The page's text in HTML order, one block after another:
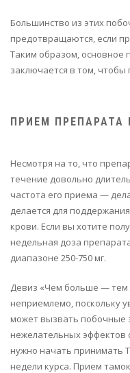
Большинство из этих
предотвращаются, если
Таким образом, основное
заключается в том,
ПРИЕМ ПРЕПАРАТА
Несмотря на то, что
течение довольно
частота его приема —
делается для
крови. Если вы хотите
недельная доза
диапазоне 250-750 мг.
Девиз «Чем больше — тем
неприемлемо, поскольку
может вызвать побочные
нежелательных эффектов
нужно начать принимать
недели курса. Прием